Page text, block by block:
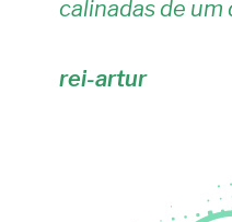
calinadas de um
rei-artur